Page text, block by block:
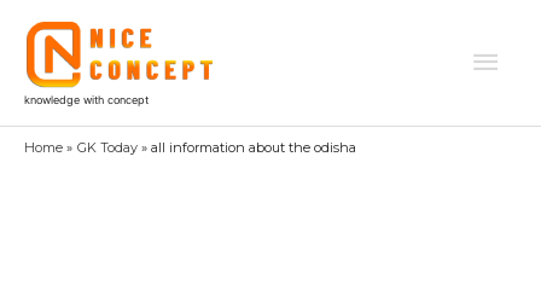
content
knowledge with concept
Home GK Today all information about the odisha